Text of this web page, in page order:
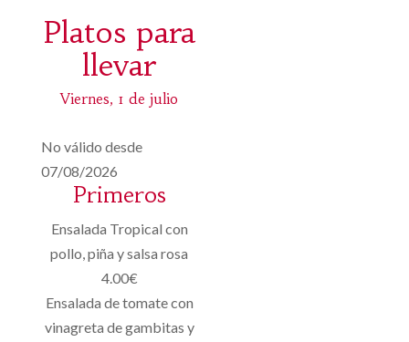
Platos para
llevar
Viernes, 1 de julio
No válido desde
07/08/2026
Primeros
Ensalada Tropical con
pollo, piña y salsa rosa
4.00€
Ensalada de tomate con
vinagreta de gambitas y